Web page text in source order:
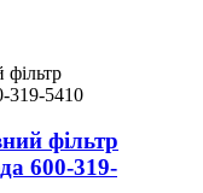
фільтр
600-319-